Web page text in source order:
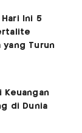
Hari Ini 5
yang Turun
Keuangan
di Dunia